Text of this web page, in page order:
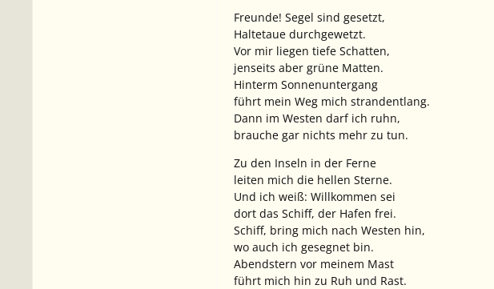
Freunde! Segel sind gesetzt,
Haltetaue durchgewetzt.
Vor mir liegen tiefe Schatten,
jenseits aber grüne Matten.
Hinterm Sonnenuntergang
führt mein Weg mich strandentlang.
Dann im Westen darf ich ruhn,
brauche gar nichts mehr zu tun.
Zu den Inseln in der Ferne
leiten mich die hellen Sterne.
Und ich weiß: Willkommen sei
dort das Schiff, der Hafen frei.
Schiff, bring mich nach Westen hin,
wo auch ich gesegnet bin.
Abendstern vor meinem Mast
führt mich hin zu Ruh und Rast.